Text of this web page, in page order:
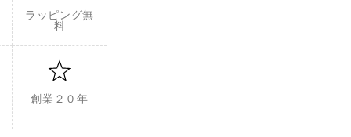
ラッピング無
料
創業２０年